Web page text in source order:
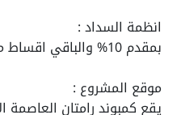
انظمة السداد :
بمقدم 10% والباقي اقساط متساوية تصل الى 6 سنوات
موقع المشروع :
يقع كمبوند رامتان العاصمة